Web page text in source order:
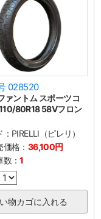
028520
ァントム スポーツコ
80R18 58Vフロン
PIRELLI（ピレリ）
格： 36,100円
数：1